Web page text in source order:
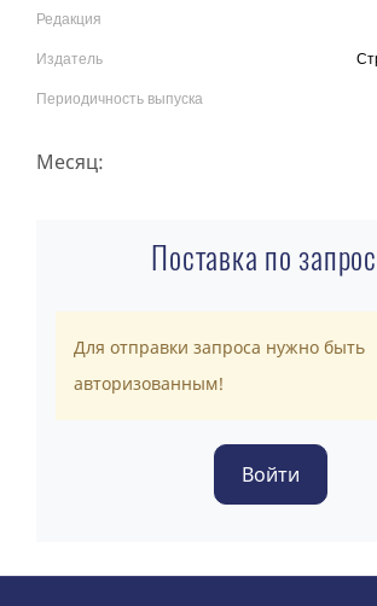
Редакция
Издатель
Периодичность выпуска
Месяц:
Поставка по
Для отправки запроса нужно быть
авторизованным!